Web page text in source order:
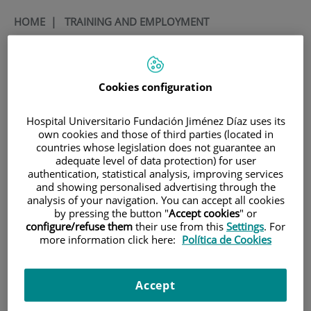
HOME| TRAINING AND EMPLOYMENT
CONVOCATORIA PARA CONTRATO ASOCIADO A
PEJD-2019-PRE/BMD-16537. CONTRATO PREDOCTORAL
CONVOCATORIA para
contrato asociado a PEJD-
2019-PRE/BMD-16537.
Contrato predoctoral
Título
Title
Investigadores predoctorales
Predoctoral Researcher
Descripción de la oferta
Offer description
El Grupo de Inmunoalergia del
Instituto de Investigación Sanitaria
The Immunoallergy Group of
the Jiménez Díaz Foundation
Cookies configuration
Hospital Universitario Fundación Jiménez Díaz uses its
own cookies and those of third parties (located in
countries whose legislation does not guarantee an
adequate level of data protection) for user
authentication, statistical analysis, improving services
and showing personalised advertising through the
analysis of your navigation. You can accept all cookies
by pressing the button "Accept cookies" or
configure/refuse them their use from this Settings. For
more information click here: Política de Cookies
Accept